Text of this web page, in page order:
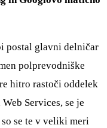
postal glavni delničar
polprevodniške
hitro rastoči oddelek
Services, se je
se te v veliki meri